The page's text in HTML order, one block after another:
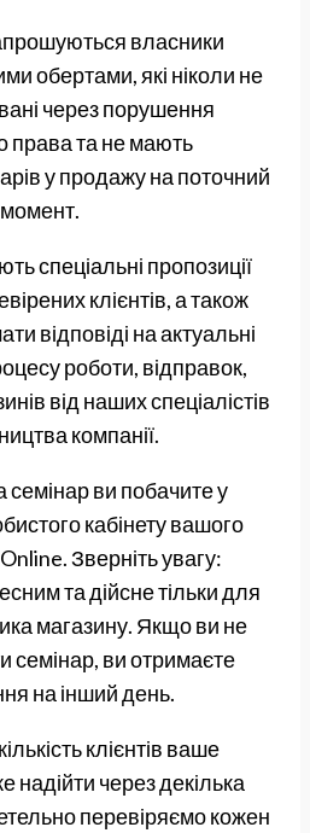
власники
обертами, які ніколи не
через порушення
права та не мають
у продажу на поточний
момент.
спеціальні пропозиції
клієнтів, а також
відповіді на актуальні
роботи, відправок,
від наших спеціалістів
компанії.
ви побачите у
кабінету вашого
Зверніть увагу:
та дійсне тільки для
магазину. Якщо ви не
семінар, ви отримаєте
на інший день.
клієнтів ваше
через декілька
перевіряємо кожен